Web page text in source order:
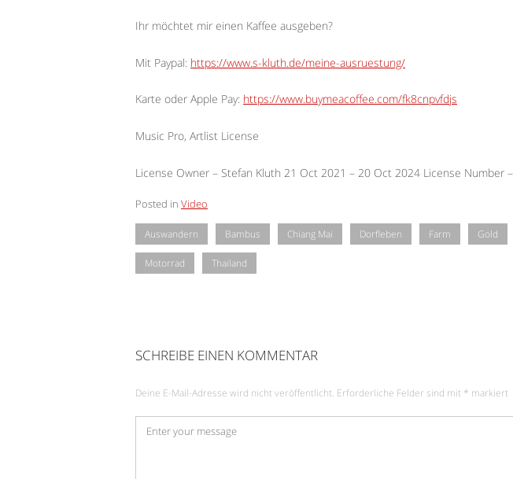
Ihr möchtet mir einen Kaffee ausgeben?
Mit Paypal: https://www.s-kluth.de/meine-ausruestung/
Karte oder Apple Pay: https://www.buymeacoffee.com/fk8cnpvfdjs
Music Pro, Artlist License
License Owner – Stefan Kluth 21 Oct 2021 – 20 Oct 2024 License Number
Posted in Video
Auswandern Bambus Chiang Mai Dorfleben Farm Gold
Motorrad Thailand
SCHREIBE EINEN KOMMENTAR
Deine E-Mail-Adresse wird nicht veröffentlicht. Erforderliche Felder sind mit * markiert
Kommentar